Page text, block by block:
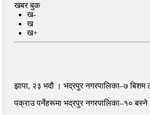
खबर बुक
ख-
ख
ख+
झापा, २३ भदौ । भद्रपुर नगरपालिका–७ बिशम
पक्राउ पर्नेहरूमा भद्रपुर नगरपालिका–१० बस्ने